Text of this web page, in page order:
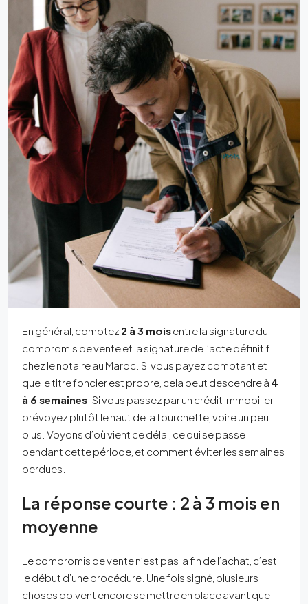
En général, comptez 2 à 3 moisentre la signature du
compromis de vente et la signature de l’acte définitif
chez le notaire au Maroc. Si vous payez comptant et
que le titre foncier est propre, cela peut descendre à 4
à 6 semaines . Si vous passez par un crédit immobilier,
prévoyez plutôt le haut de la fourchette, voire un peu
plus. Voyons d’où vient ce délai, ce qui se passe
pendant cette période, et comment éviter les semaines
perdues.
La réponse courte : 2 à 3 mois en
moyenne
Le compromis de vente n’est pas la fin de l’achat, c’est
le début d’une procédure. Une fois signé, plusieurs
choses doivent encore se mettre en place avant que